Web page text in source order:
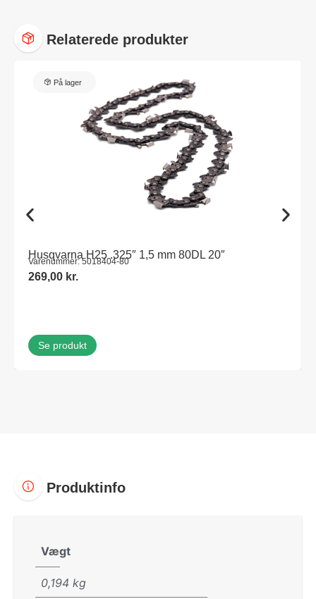
Relaterede produkter
På lager
Husqvarna H25 .325″ 1,5 mm 80DL 20″
Varenummer: 5018404-80
269,00 kr.
Se produkt
Produktinfo
Vægt
0,194 kg